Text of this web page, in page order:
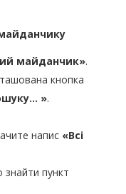
майданчик».
кнопка
».
напис «Всі
знайти пункт